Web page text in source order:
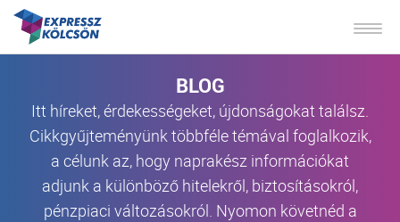
BLOG
Itt híreket, érdekességeket, újdonságokat találsz.
Cikkgyűjteményünk többféle témával foglalkozik,
a célunk az, hogy naprakész információkat
adjunk a különböző hitelekről, biztosításokról,
pénzpiaci változásokról. Nyomon követnéd a